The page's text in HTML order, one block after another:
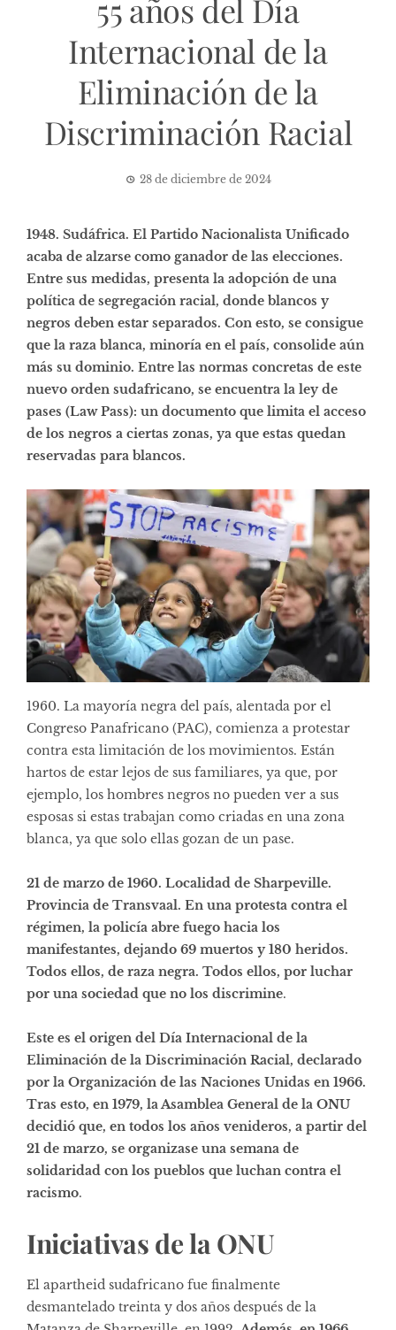
55 años del Día
Internacional de la
Eliminación de la
Discriminación Racial
28 de diciembre de 2024
1948. Sudáfrica. El Partido Nacionalista Unificado
acaba de alzarse como ganador de las elecciones.
Entre sus medidas, presenta la adopción de una
política de segregación racial, donde blancos y
negros deben estar separados. Con esto, se consigue
que la raza blanca, minoría en el país, consolide aún
más su dominio. Entre las normas concretas de este
nuevo orden sudafricano, se encuentra la ley de
pases (Law Pass): un documento que limita el acceso
de los negros a ciertas zonas, ya que estas quedan
reservadas para blancos.
1960. La mayoría negra del país, alentada por el
Congreso Panafricano (PAC), comienza a protestar
contra esta limitación de los movimientos. Están
hartos de estar lejos de sus familiares, ya que, por
ejemplo, los hombres negros no pueden ver a sus
esposas si estas trabajan como criadas en una zona
blanca, ya que solo ellas gozan de un pase.
21 de marzo de 1960. Localidad de Sharpeville.
Provincia de Transvaal. En una protesta contra el
régimen, la policía abre fuego hacia los
manifestantes, dejando 69 muertos y 180 heridos.
Todos ellos, de raza negra. Todos ellos, por luchar
por una sociedad que no los discrimine.
Este es el origen del Día Internacional de la
Eliminación de la Discriminación Racial, declarado
por la Organización de las Naciones Unidas en 1966.
Tras esto, en 1979, la Asamblea General de la ONU
decidió que, en todos los años venideros, a partir del
21 de marzo, se organizase una semana de
solidaridad con los pueblos que luchan contra el
racismo.
Iniciativas de la ONU
El apartheid sudafricano fue finalmente
desmantelado treinta y dos años después de la